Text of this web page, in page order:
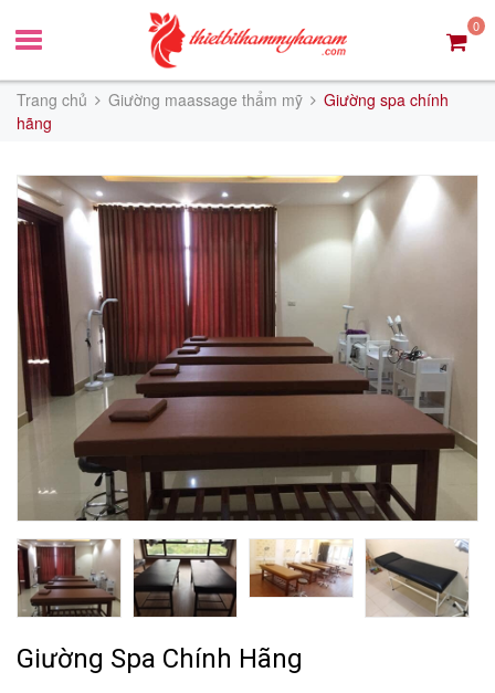
0
Trang chủ Giường maassage thẩm mỹ
Giường spa chính
hãng
Giường Spa Chính Hãng